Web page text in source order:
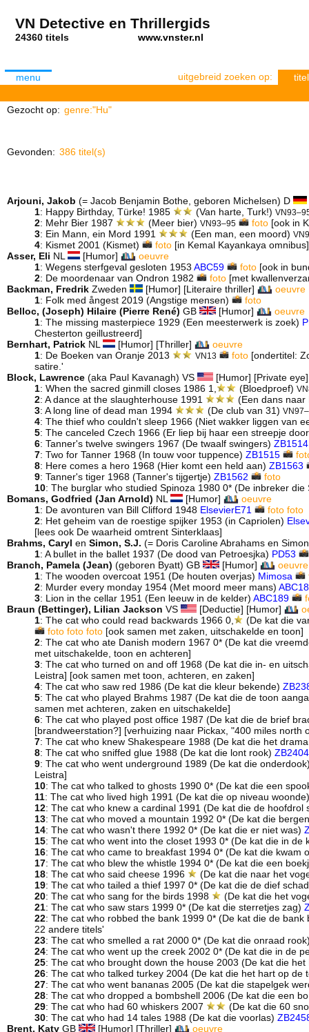
VN Detective en Thrillergids
24360 titels www.vnster.nl
menu uitgebreid zoeken op: titel
Gezocht op: genre:"Hu"
Gevonden: 386 titel(s)
Arjouni, Jakob (= Jacob Benjamin Bothe, geboren Michelsen) D
1: Happy Birthday, Türke! 1985 (Van harte, Turk!)
2: Mehr Bier 1987 (Meer bier)VN93–95 foto[ook in
3: Ein Mann, ein Mord 1991 (Een man, een moord)
4: Kismet 2001 (Kismet) foto[in Kemal Kayankaya omnibus]
Asser, Eli NL [Humor]
oeuvre
1: Wegens sterfgeval gesloten 1953 ABC59 foto[ook in
2: De moordenaar van Ondron 1982 foto[met
Backman, Fredrik Zweden [Humor] [Literaire thriller]
oeuvre
1: Folk med ångest 2019 (Angstige mensen)
foto
Belloc, (Joseph) Hilaire (Pierre René) GB [Humor]
oeuvre
1: The missing masterpiece 1929 (Een meesterwerk is zoek)
Chesterton geillustreerd]
Bernhart, Patrick NL [Humor] [Thriller]
oeuvre
1: De Boeken van Oranje 2013 VN13 foto [ondertitel:
satire.'
Block, Lawrence (aka Paul Kavanagh) VS
[Humor] [Private
1: When the sacred ginmill closes 1986 1, (Bloedproef)
2: A dance at the slaughterhouse 1991
(Een dans
3: A long line of dead man 1994 (De club van 31)
4: The thief who couldn't sleep 1966 (Niet wakker liggen van
5: The canceled Czech 1966 (Er liep bij haar een streepje
6: Tanner's twelve swingers 1967 (De twaalf swingers) ZB1514
7: Two for Tanner 1968 (In touw voor tuppence) ZB1515
8: Here comes a hero 1968 (Hier komt een held aan) ZB1563
9: Tanner's tiger 1968 (Tanner's tijgertje) ZB1562
foto
10: The burglar who studied Spinoza 1980 0* (De inbreker
Bomans, Godfried (Jan Arnold) NL [Humor]
oeuvre
1: De avonturen van Bill Clifford 1948 ElsevierE71 foto foto
2: Het geheim van de roestige spijker 1953 (in Capriolen)
[lees ook De waarheid omtrent Sinterklaas]
Brahms, Caryl en Simon, S.J. (= Doris Caroline Abrahams en
1: A bullet in the ballet 1937 (De dood van Petroesjka) PD53
Branch, Pamela (Jean) (geboren Byatt) GB [Humor]
oeuvre
1: The wooden overcoat 1951 (De houten overjas) Mimosa
2: Murder every monday 1954 (Met moord meer mans)
3: Lion in the cellar 1951 (Een leeuw in de kelder) ABC189
Braun (Bettinger), Lilian Jackson VS [Deductie] [Humor]
1: The cat who could read backwards 1966 0,
(De kat die
foto foto foto[ook samen met zaken, uitschakelde en toon]
2: The cat who ate Danish modern 1967 0* (De kat die
met uitschakelde, toon en achteren]
3: The cat who turned on and off 1968 (De kat die in- en
Leistra] [ook samen met toon, achteren, en zaken]
4: The cat who saw red 1986 (De kat die kleur bekende)
5: The cat who played Brahms 1987 (De kat die de toon
samen met achteren, zaken en uitschakelde]
6: The cat who played post office 1987 (De kat die de brief
[brandweerstation?] [verhuizing naar Pickax, "400 miles north
7: The cat who knew Shakespeare 1988 (De kat die het
8: The cat who sniffed glue 1988 (De kat die lont rook) ZB2404
9: The cat who went underground 1989 (De kat die
Leistra]
10: The cat who talked to ghosts 1990 0* (De kat die een
11: The cat who lived high 1991 (De kat die op niveau
12: The cat who knew a cardinal 1991 (De kat die de hoofdrol
13: The cat who moved a mountain 1992 0* (De kat die
14: The cat who wasn't there 1992 0* (De kat die er niet was)
15: The cat who went into the closet 1993 0* (De kat die in de
16: The cat who came to breakfast 1994 0* (De kat die kwam
17: The cat who blew the whistle 1994 0* (De kat die een
18: The cat who said cheese 1996
(De kat die naar het
19: The cat who tailed a thief 1997 0* (De kat die de dief
20: The cat who sang for the birds 1998
(De kat die het
21: The cat who saw stars 1999 0* (De kat die sterretjes zag)
22: The cat who robbed the bank 1999 0* (De kat die de
22 andere titels'
23: The cat who smelled a rat 2000 0* (De kat die onraad
24: The cat who went up the creek 2002 0* (De kat die in de
25: The cat who brought down the house 2003 (De kat die
26: The cat who talked turkey 2004 (De kat die het hart op de
27: The cat who went bananas 2005 (De kat die stapelgek
28: The cat who dropped a bombshell 2006 (De kat die een
29: The cat who had 60 whiskers 2007
(De kat die 60
30: The cat who had 14 tales 1988 (De kat die voorlas)
Brent, Katy GB [Humor] [Thriller]
oeuvre